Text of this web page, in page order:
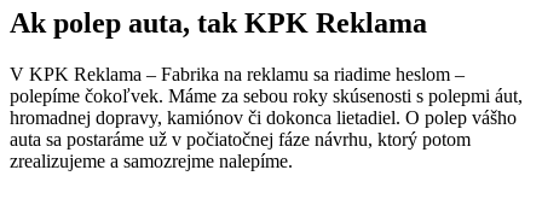
Ak polep auta, tak KPK Reklama
V KPK Reklama – Fabrika na reklamu sa riadime heslom –
polepíme čokoľvek. Máme za sebou roky skúsenosti s polepmi áut,
hromadnej dopravy, kamiónov či dokonca lietadiel. O polep vášho
auta sa postaráme už v počiatočnej fáze návrhu, ktorý potom
zrealizujeme a samozrejme nalepíme.